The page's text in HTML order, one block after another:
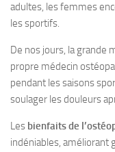
adultes, les femmes
les sportifs.
De nos jours, la grande
propre médecin
pendant les saisons
soulager les douleurs
Les bienfaits de
indéniables, améliorant